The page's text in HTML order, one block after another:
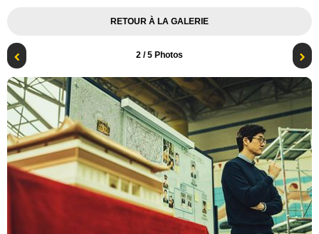
RETOUR À LA GALERIE
2 / 5 Photos